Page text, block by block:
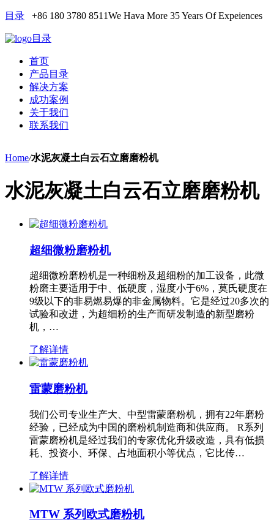
目录 +86 180 3780 8511We Hava More 35 Years Of Expeiences
目录
首页
产品目录
解决方案
成功案例
关于我们
联系我们
Home/水泥灰凝土白云石立磨磨粉机
水泥灰凝土白云石立磨磨粉机
超细微粉磨粉机
超细微粉磨粉机是一种细粉及超细粉的加工设备，此微
粉磨主要适用于中、低硬度，湿度小于6%，莫氏硬度在
9级以下的非易燃易爆的非金属物料。它是经过20多次的
试验和改进，为超细粉的生产而研发制造的新型磨粉
机，…
了解详情
雷蒙磨粉机
我们公司专业生产大、中型雷蒙磨粉机，拥有22年磨粉
经验，已经成为中国的磨粉机制造商和供应商。 R系列
雷蒙磨粉机是经过我们的专家优化升级改造，具有低损
耗、投资小、环保、占地面积小等优点，它比传…
了解详情
MTW 系列欧式磨粉机